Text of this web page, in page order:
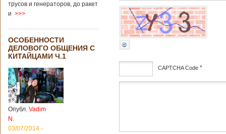
трусов и генераторов, до ракет
и >>>
ОСОБЕННОСТИ
ДЕЛОВОГО ОБЩЕНИЯ С
КИТАЙЦАМИ Ч.1
Опубл. Vadim
N.
03/07/2014 -
CAPTCHA Code *